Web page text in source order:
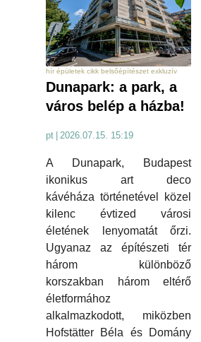
hír épületek cikk belsőépítészet exkluzív
Dunapark: a park, a
város belép a házba!
pt 2026.07.15. 15:19
A Dunapark, Budapest
ikonikus art deco
kávéháza történetével közel
kilenc évtized városi
életének lenyomatát őrzi.
Ugyanaz az építészeti tér
három különböző
korszakban három eltérő
életformához
alkalmazkodott, miközben
Hofstätter Béla és Domány